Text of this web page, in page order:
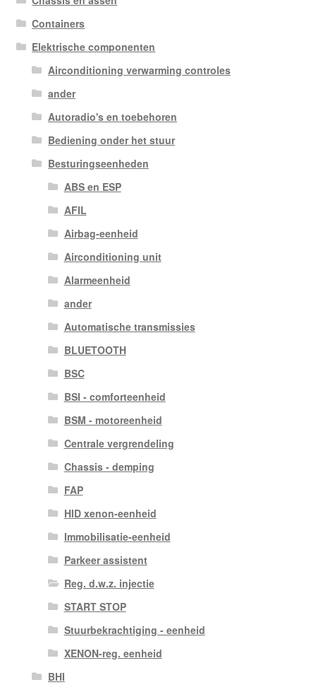
Containers
Elektrische componenten
Airconditioning verwarming controles
ander
Autoradio's en toebehoren
Bediening onder het stuur
Besturingseenheden
ABS en ESP
AFIL
Airbag-eenheid
Airconditioning unit
Alarmeenheid
ander
Automatische transmissies
BLUETOOTH
BSC
BSI - comforteenheid
BSM - motoreenheid
Centrale vergrendeling
Chassis - demping
FAP
HID xenon-eenheid
Immobilisatie-eenheid
Parkeer assistent
Reg. d.w.z. injectie
START STOP
Stuurbekrachtiging - eenheid
XENON-reg. eenheid
BHI